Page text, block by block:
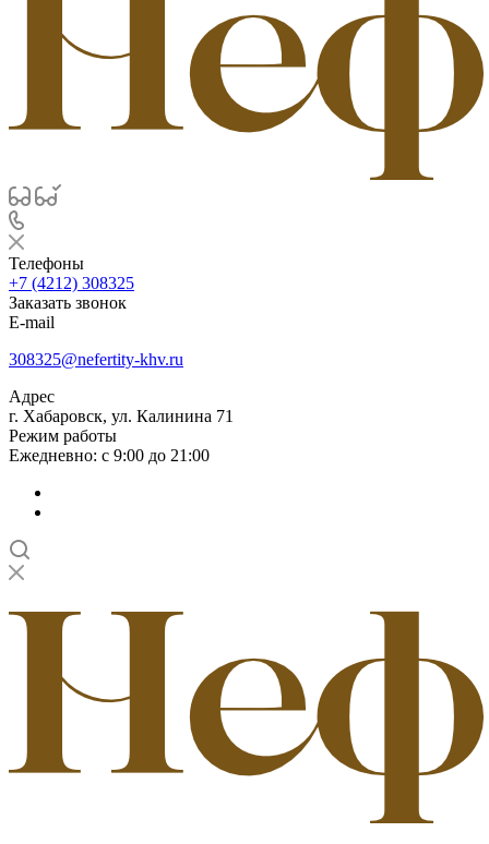
Телефоны
+7 (4212) 308325
Заказать звонок
E-mail
308325@nefertity-khv.ru
Адрес
г. Хабаровск, ул. Калинина 71
Режим работы
Ежедневно: с 9:00 до 21:00